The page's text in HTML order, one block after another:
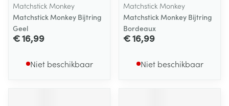
Matchstick Monkey
Matchstick Monkey Bijtring
Geel
€ 16,99
Niet beschikbaar
Matchstick Monkey
Matchstick Monkey Bijtring
Bordeaux
€ 16,99
Niet beschikbaar